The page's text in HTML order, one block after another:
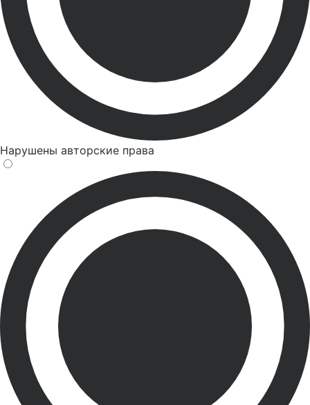
Нарушены авторские права